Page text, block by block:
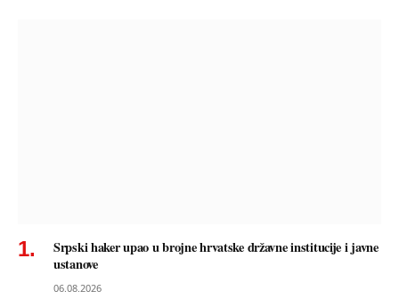
Srpski haker upao u brojne hrvatske državne institucije i javne
ustanove
06.08.2026